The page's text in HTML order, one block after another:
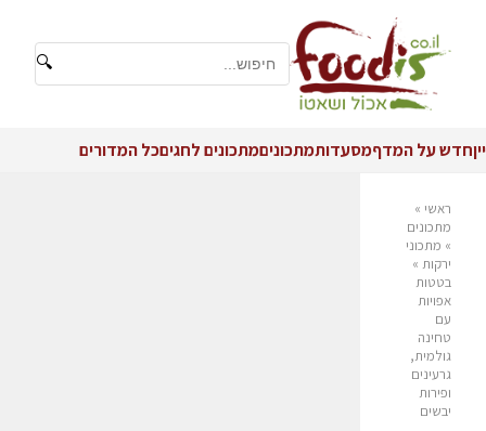
🔍
ייןחדש על המדףמסעדותמתכוניםמתכונים לחגיםכל המדורים
ראשי »
מתכונים
» מתכוני
ירקות »
בטטות
אפויות
עם
טחינה
גולמית,
גרעינים
ופירות
יבשים